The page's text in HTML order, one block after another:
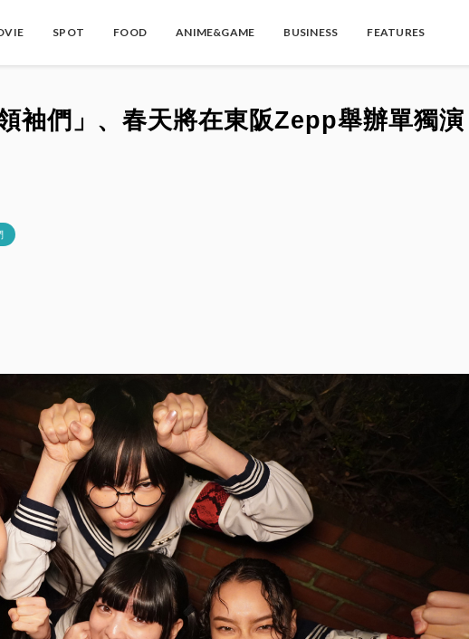
SPOT FOOD ANIME&GAME BUSINESS FEATURES
袖們」、春天將在東阪Zepp舉辦單獨演